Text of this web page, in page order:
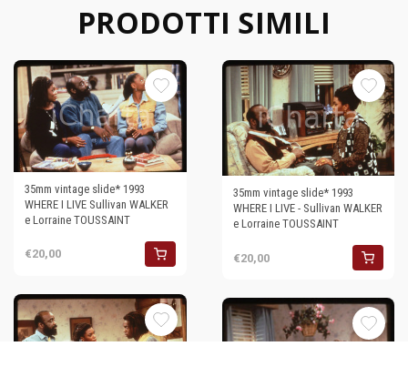
PRODOTTI SIMILI
35mm vintage slide* 1993
WHERE I LIVE Sullivan WALKER
e Lorraine TOUSSAINT
€20,00
35mm vintage slide* 1993
WHERE I LIVE - Sullivan WALKER
e Lorraine TOUSSAINT
€20,00